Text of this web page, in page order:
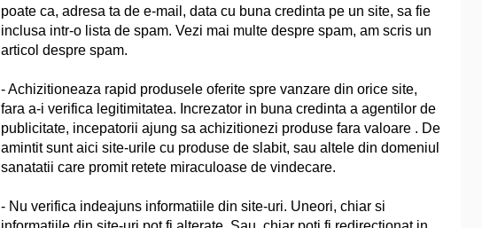
poate ca, adresa ta de e-mail, data cu buna credinta pe un site, sa fie
inclusa intr-o lista de spam. Vezi mai multe despre spam, am scris un
articol despre spam.
- Achizitioneaza rapid produsele oferite spre vanzare din orice site,
fara a-i verifica legitimitatea. Increzator in buna credinta a agentilor de
publicitate, incepatorii ajung sa achizitionezi produse fara valoare . De
amintit sunt aici site-urile cu produse de slabit, sau altele din domeniul
sanatatii care promit retete miraculoase de vindecare.
- Nu verifica indeajuns informatiile din site-uri. Uneori, chiar si